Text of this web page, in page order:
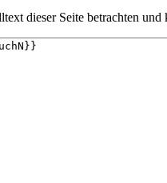
dieser Seite betrachten und